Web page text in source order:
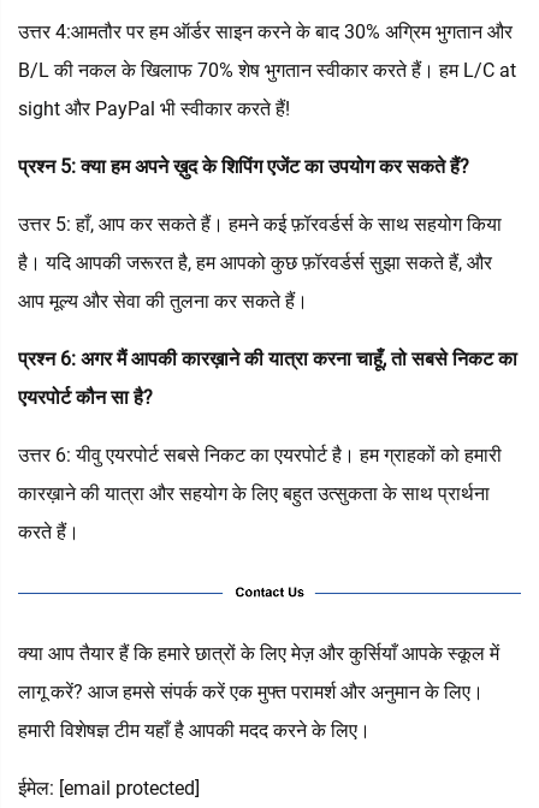
उत्तर 4:आमतौर पर हम ऑर्डर साइन करने के बाद 30% अग्रिम भुगतान और
B/L की नकल के खिलाफ 70% शेष भुगतान स्वीकार करते हैं। हम L/C at
sight और PayPal भी स्वीकार करते हैं!
प्रश्न 5: क्या हम अपने ख़ुद के शिपिंग एजेंट का उपयोग कर सकते हैं?
उत्तर 5: हाँ, आप कर सकते हैं। हमने कई फ़ॉरवर्डर्स के साथ सहयोग किया
है। यदि आपकी जरूरत है, हम आपको कुछ फ़ॉरवर्डर्स सुझा सकते हैं, और
आप मूल्य और सेवा की तुलना कर सकते हैं।
प्रश्न 6: अगर मैं आपकी कारख़ाने की यात्रा करना चाहूँ, तो सबसे निकट का
एयरपोर्ट कौन सा है?
उत्तर 6: यीवु एयरपोर्ट सबसे निकट का एयरपोर्ट है। हम ग्राहकों को हमारी
कारख़ाने की यात्रा और सहयोग के लिए बहुत उत्सुकता के साथ प्रार्थना
करते हैं।
क्या आप तैयार हैं कि हमारे छात्रों के लिए मेज़ और कुर्सियाँ आपके स्कूल में
लागू करें? आज हमसे संपर्क करें एक मुफ्त परामर्श और अनुमान के लिए।
हमारी विशेषज्ञ टीम यहाँ है आपकी मदद करने के लिए।
ईमेल: [email protected]